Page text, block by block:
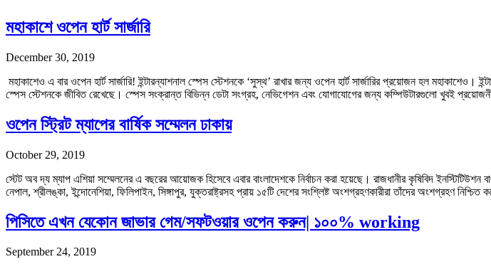
মহাকাশে ওপেন হার্ট সার্জারি
December 30, 2019
মহাকাশেও এ বার ওপেন হার্ট সার্জারি! ইন্টারন্যাশনাল স্পেস স্টেশনকে ‘সুস্থ’ রাখার জন্য ওপেন হার্ট সার্জারির প্রয়োজন হল
স্পেস স্টেশনকে জীবিত রেখেছে। স্পেস সংক্রান্ত বিভিন্ন ডেটা সংগ্রহ, নেভিগেশন এবং যোগাযোগের জন্য কম্পিউটারগুলো খুবই
ওপেন স্ট্রিট ম্যাপের বার্ষিক সম্মেলন ঢাকায়
October 29, 2019
স্টেট অব দ্য ম্যাপ এশিয়া সম্মেলনের এ বছরের আয়োজক হিসেবে এবার বাংলাদেশকে নির্বাচন করা হয়েছে। রাজধানীর কৃষিবিদ
নেপাল, শ্রীলঙ্কা, ইন্দোনেশিয়া, ফিলিপাইন, সিঙ্গাপুর, যুক্তরাষ্ট্রসহ প্রায় ১৫টি দেশের সংশ্লিষ্ট অংশগ্রহণকারীরা তাঁদের অংশগ্রহণ
পিসিতে এখন যেকোন জাভার গেম/সফটওয়ার ওপেন করুন| ১০০% working
September 24, 2019